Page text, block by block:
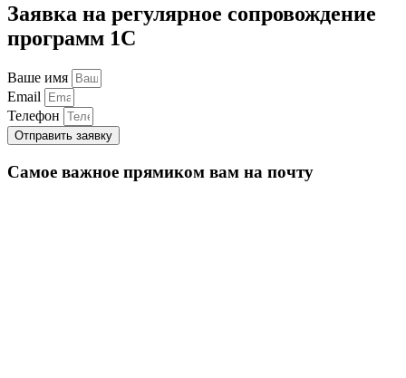
Заявка на регулярное сопровождение
программ 1С
Ваше имя
Email
Телефон
Отправить заявку
Самое важное прямиком вам на почту